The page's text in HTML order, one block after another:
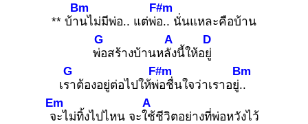
** บ้าน
Bm
ไม่มีพ่อ.. แต่พ่อ.
F#m
. นั่นแหละคือบ้าน
พ่อ
G
สร้างบ้านหลัง
A
นี้ให้อยู่
D
เรา
G
ต้องอยู่ต่อไปให้พ่อ
F#m
ชื่นใจว่าเราอยู่..
Bm
จะ
Em
ไม่ทิ้งไปไหน จะใช้
A
ชีวิตอย่างที่พ่อหวังไว้